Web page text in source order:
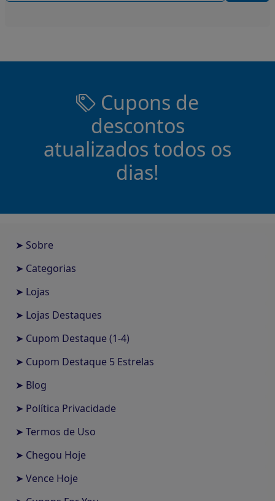
Cupons de
descontos
atualizados todos os
dias!
➤ Sobre
➤ Categorias
➤ Lojas
➤ Lojas Destaques
➤ Cupom Destaque (1-4)
➤ Cupom Destaque 5 Estrelas
➤ Blog
➤ Política Privacidade
➤ Termos de Uso
➤ Chegou Hoje
➤ Vence Hoje